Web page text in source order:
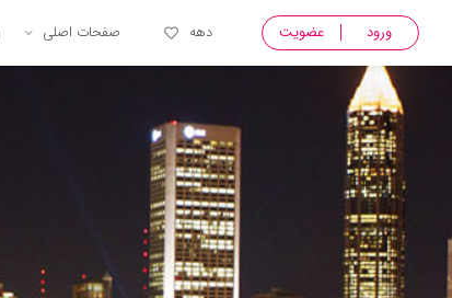
ورود عضویت دهه صفحات اصلی